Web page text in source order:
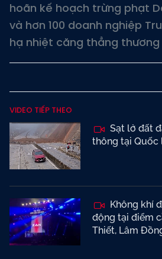
hoãn kế hoạch trừng phạt
và hơn 100 doanh nghiệp
hạ nhiệt căng thẳng thương
VIDEO TIẾP THEO
Sạt lở đất
thông tại Quốc
Không khí
động tại điểm
Thiết, Lâm